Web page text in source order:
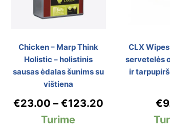
Chicken – Marp Think
Holistic – holistinis
sausas ėdalas šunims su
vištiena
€23.00 – €123.20
Turime
CLX
servetelės
ir
€